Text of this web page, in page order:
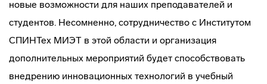
новые возможности для наших преподавателей и
студентов. Несомненно, сотрудничество с Институтом
СПИНТех МИЭТ в этой области и организация
дополнительных мероприятий будет способствовать
внедрению инновационных технологий в учебный